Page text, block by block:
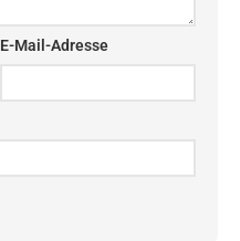
E-Mail-Adresse